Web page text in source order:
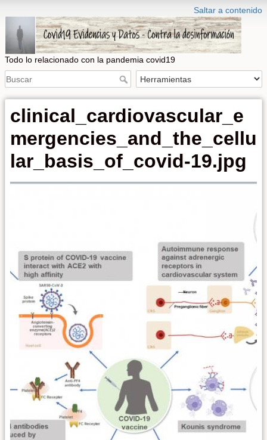
Saltar a contenido
Todo lo relacionado con la pandemia covid19
clinical_cardiovascular_e
mergencies_and_the_cellu
lar_basis_of_covid-19.jpg